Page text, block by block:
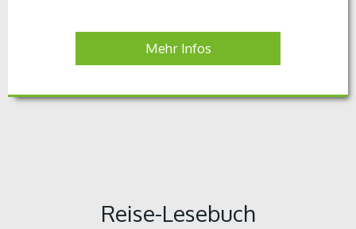
Mehr Infos
Reise-Lesebuch